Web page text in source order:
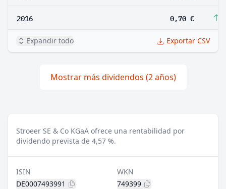
2016 0,70 €
Expandir todo Exportar CSV
Mostrar más dividendos (2 años)
Stroeer SE & Co KGaA ofrece una rentabilidad por
dividendo prevista de 4,57 %.
ISIN
DE0007493991
WKN
749399